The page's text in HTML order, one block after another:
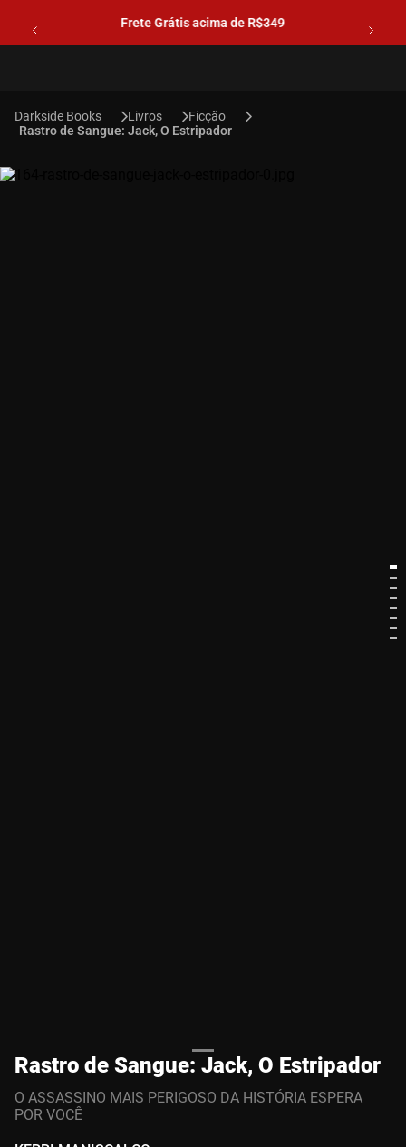
Frete Grátis acima de R$349
Livros
Ficção
Rastro de Sangue: Jack, O Estripador
Rastro de Sangue: Jack, O Estripador
O ASSASSINO MAIS PERIGOSO DA HISTÓRIA ESPERA
POR VOCÊ